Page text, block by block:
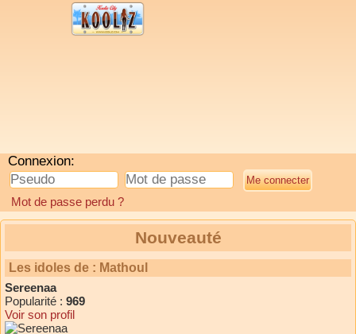
Connexion:
Mot de passe perdu ?
Nouveauté
Les idoles de : Mathoul
Sereenaa
Popularité : 969
Voir son profil